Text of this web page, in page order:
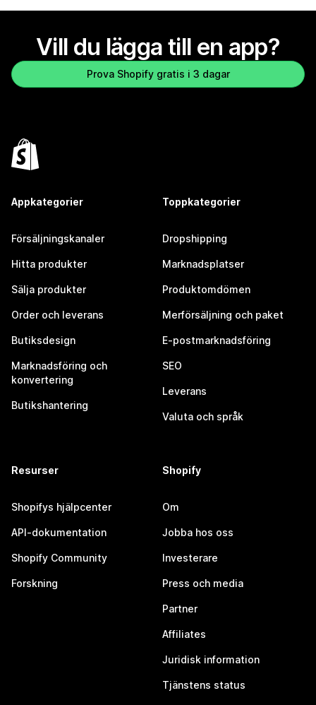
Vill du lägga till en app?
Prova Shopify gratis i 3 dagar
Appkategorier
Försäljningskanaler
Hitta produkter
Sälja produkter
Order och leverans
Butiksdesign
Marknadsföring och
konvertering
Butikshantering
Toppkategorier
Dropshipping
Marknadsplatser
Produktomdömen
Merförsäljning och paket
E-postmarknadsföring
SEO
Leverans
Valuta och språk
Resurser
Shopifys hjälpcenter
API-dokumentation
Shopify Community
Forskning
Shopify
Om
Jobba hos oss
Investerare
Press och media
Partner
Affiliates
Juridisk information
Tjänstens status